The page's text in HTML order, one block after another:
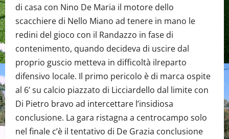
di casa con Nino De Maria il motore dello
scacchiere di Nello Miano ad tenere in mano le
redini del gioco con il Randazzo in fase di
contenimento, quando decideva di uscire dal
proprio guscio metteva in difficoltà ilreparto
difensivo locale. Il primo pericolo è di marca ospite
al 6’ su calcio piazzato di Licciardello dal limite con
Di Pietro bravo ad intercettare l’insidiosa
conclusione. La gara ristagna a centrocampo solo
nel finale c’è il tentativo di De Grazia conclusione